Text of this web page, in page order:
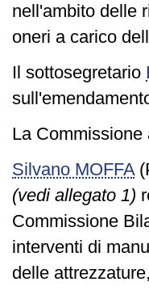
nell'ambito delle
oneri a carico
Il sottosegretario
La Commissione
Silvano MOFFA
(vedi allegato 1)
Commissione
interventi di
delle